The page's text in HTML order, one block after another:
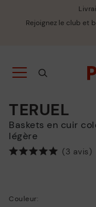
Rejoignez le club et
TERUEL
Baskets en cuir colorées à scratch et semelle
légère
(3 avis)
Couleur: